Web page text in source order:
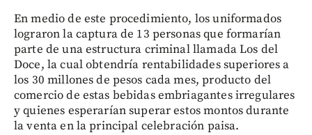
En medio de este procedimiento, los uniformados
lograron la captura de 13 personas que formarían
parte de una estructura criminal llamada Los del
Doce, la cual obtendría rentabilidades superiores a
los 30 millones de pesos cada mes, producto del
comercio de estas bebidas embriagantes irregulares
y quienes esperarían superar estos montos durante
la venta en la principal celebración paisa.